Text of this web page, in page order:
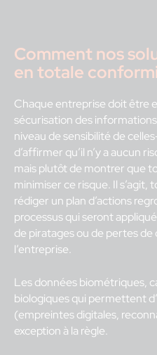
Comment nos
en totale
Chaque entreprise doit être
sécurisation des
niveau de sensibilité de
d’affirmer qu’il n’y a aucun
mais plutôt de montrer que
minimiser ce risque. Il s’agit,
rédiger un plan d’actions
processus qui seront
de piratages ou de pertes de
l’entreprise.
Les données biométriques,
biologiques qui permettent
(empreintes digitales,
exception à la règle.